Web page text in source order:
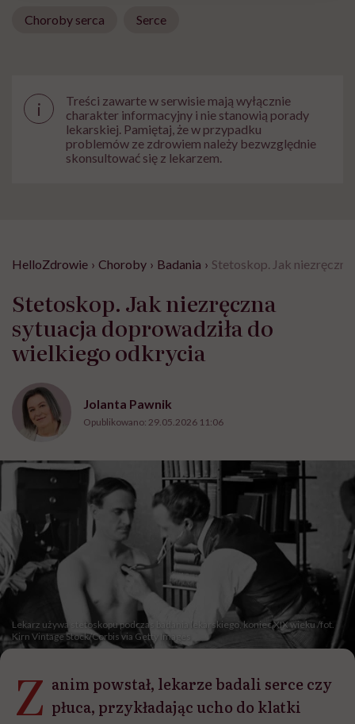
Choroby serca Serce
i
Treści zawarte w serwisie mają wyłącznie
charakter informacyjny i nie stanowią porady
lekarskiej. Pamiętaj, że w przypadku
problemów ze zdrowiem należy bezwzględnie
skonsultować się z lekarzem.
HelloZdrowie › Choroby › Badania › Stetoskop. Jak
Stetoskop. Jak niezręczna
sytuacja doprowadziła do
wielkiego odkrycia
Jolanta Pawnik
Opublikowano: 29.05.2026 11:06
Lekarz używa stetoskopu podczas badania lekarskiego, koniec XIX wieku /fot.
Kirn Vintage Stock/Corbis via Getty Images
Z anim powstał, lekarze badali serce czy
płuca, przykładając ucho do klatki